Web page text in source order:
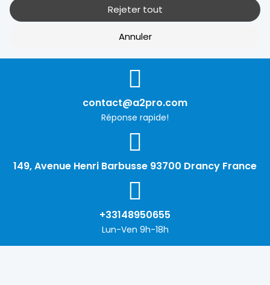
Cookies de performance
Autres cookies
Description
Annuler
Rejeter tout
contact@a2pro.com
Réponse rapide!
149, Avenue Henri Barbusse 93700 Drancy France
+33148950655
Lun-Ven 9h-18h